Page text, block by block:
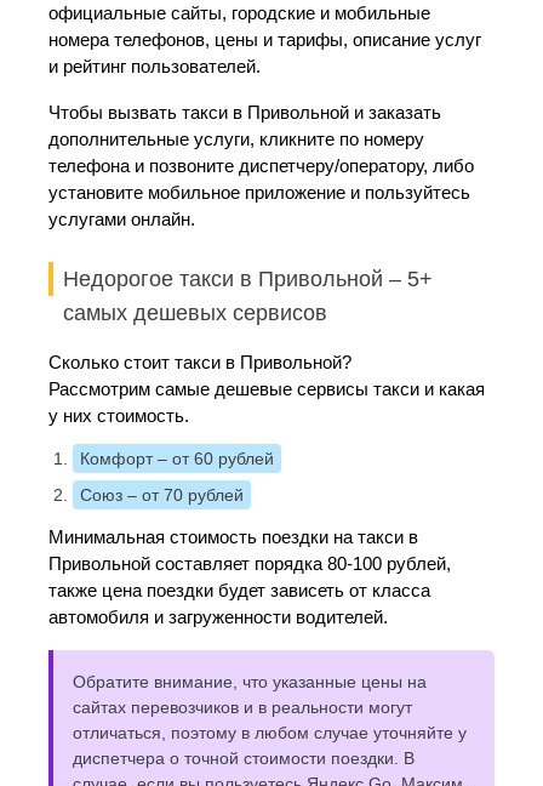
официальные сайты, городские и мобильные
номера телефонов, цены и тарифы, описание услуг
и рейтинг пользователей.
Чтобы вызвать такси в Привольной и заказать
дополнительные услуги, кликните по номеру
телефона и позвоните диспетчеру/оператору, либо
установите мобильное приложение и пользуйтесь
услугами онлайн.
Недорогое такси в Привольной – 5+
самых дешевых сервисов
Сколько стоит такси в Привольной?
Рассмотрим самые дешевые сервисы такси и какая
у них стоимость.
Комфорт– от 60 рублей
Союз – от 70 рублей
Минимальная стоимость поездки на такси в
Привольной составляет порядка 80-100 рублей,
также цена поездки будет зависеть от класса
автомобиля и загруженности водителей.
Обратите внимание, что указанные цены на
сайтах перевозчиков и в реальности могут
отличаться, поэтому в любом случае уточняйте у
диспетчера о точной стоимости поездки. В